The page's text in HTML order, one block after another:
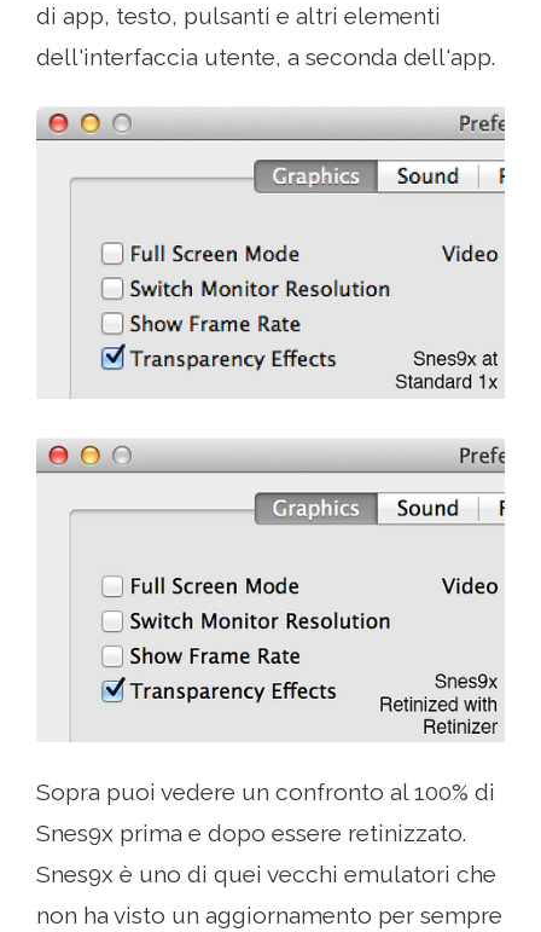
di app, testo, pulsanti e altri elementi
dell'interfaccia utente, a seconda dell'app.
Sopra puoi vedere un confronto al 100% di
Snes9x prima e dopo essere retinizzato.
Snes9x è uno di quei vecchi emulatori che
non ha visto un aggiornamento per sempre